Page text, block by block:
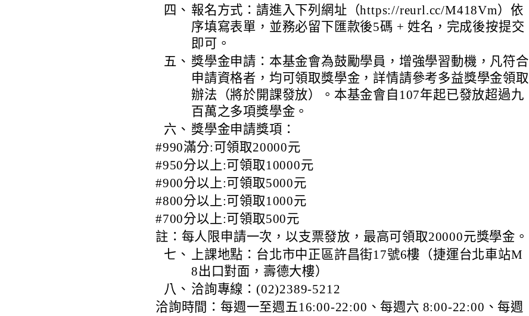
四、 報名方式：請進入下列網址（https://reurl.cc/M418Vm）依
序填寫表單，並務必留下匯款後5碼 + 姓名，完成後按提交
即可。
五、 獎學金申請：本基金會為鼓勵學員，增強學習動機，凡符合
申請資格者，均可領取獎學金，詳情請參考多益獎學金領取
辦法（將於開課發放）。本基金會自107年起已發放超過九
百萬之多項獎學金。
六、 獎學金申請獎項：
#990滿分:可領取20000元
#950分以上:可領取10000元
#900分以上:可領取5000元
#800分以上:可領取1000元
#700分以上:可領取500元
註：每人限申請一次，以支票發放，最高可領取20000元獎學金。
七、
上課地點：台北市中正區許昌街17號6樓（捷運台北車站M
8出口對面，壽德大樓）
八、 洽詢專線：(02)2389-5212
洽詢時間：每週一至週五16:00-22:00、每週六 8:00-22:00、每週